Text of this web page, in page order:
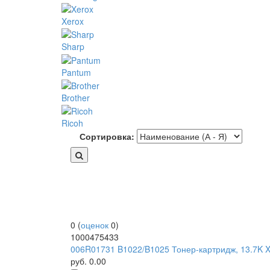
Xerox
Sharp
Pantum
Brother
Ricoh
Сортировка:
0 (оценок 0)
1000475433
006R01731 B1022/B1025 Тонер-картридж, 13.7K
руб. 0.00